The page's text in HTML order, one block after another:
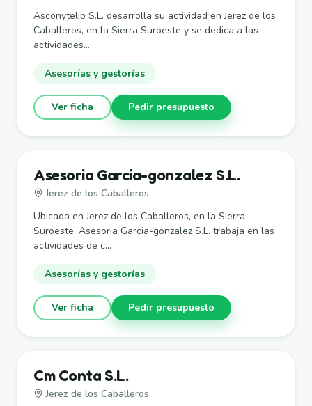
Asconytelib S.L. desarrolla su actividad en Jerez de los
Caballeros, en la Sierra Suroeste y se dedica a las
actividades...
Asesorías y gestorías
Ver ficha Pedir presupuesto
Asesoria Garcia-gonzalez S.L.
Jerez de los Caballeros
Ubicada en Jerez de los Caballeros, en la Sierra
Suroeste, Asesoria Garcia-gonzalez S.L. trabaja en las
actividades de c...
Asesorías y gestorías
Ver ficha Pedir presupuesto
Cm Conta S.L.
Jerez de los Caballeros